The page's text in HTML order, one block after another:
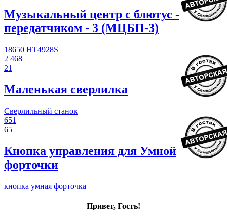
Музыкальный центр с блютус -
передатчиком - 3 (МЦБП-3)
18650 HT4928S
2 468
21
Маленькая сверлилка
Сверлильный станок
651
65
Кнопка управления для Умной
форточки
кнопка умная форточка
Привет, Гость!